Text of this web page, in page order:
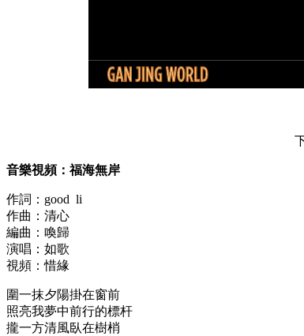
音樂視頻：福海無岸
作詞：good li
作曲：清心
編曲：喚歸
演唱：如歌
視頻：惜緣
圍一抹夕陽掛在窗前
照亮我夢中前行的標杆
攏一方清風臥在樹梢